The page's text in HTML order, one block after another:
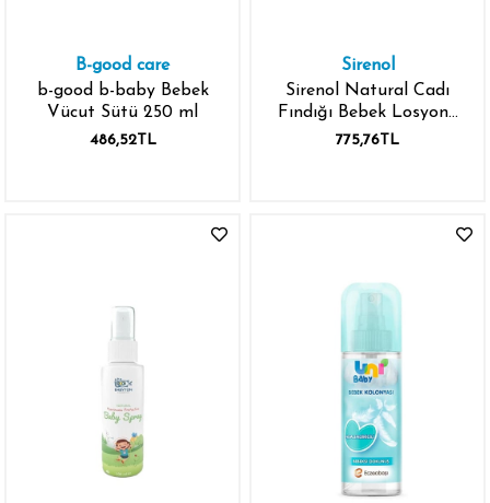
B-good care
b-good b-baby Bebek
Vücut Sütü 250 ml
486,52TL
Sirenol
Sirenol Natural Cadı
Fındığı Bebek Losyonu
250 ml
775,76TL